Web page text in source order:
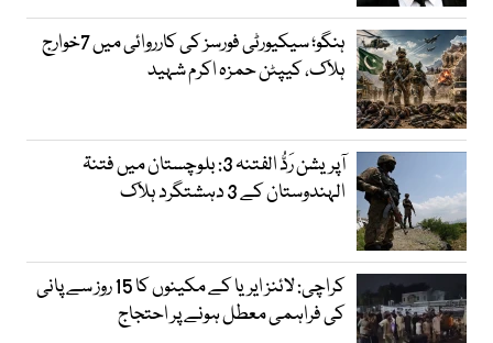
ہنگو؛ سیکیورٹی فورسز کی کارروائی میں 7خوارج
ہلاک، کیپٹن حمزہ اکرم شہید
آپریشن رَدُّ الفتنہ 3: بلوچستان میں فتنۃ
الہندوستان کے 3 دہشتگرد ہلاک
کراچی: لائنز ایریا کے مکینوں کا 15 روز سے پانی
کی فراہمی معطل ہونے پر احتجاج